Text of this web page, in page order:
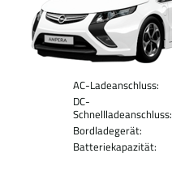
AC-Ladeanschluss:
DC-
Schnellladeanschluss:
Bordladegerät:
Batteriekapazität: